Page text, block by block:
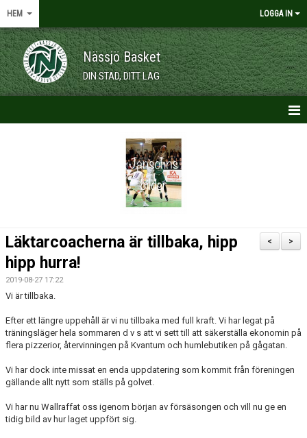
HEM LOGGA IN
Nässjö Basket
DIN STAD, DITT LAG
VÅRA LAG/TRÄNARE
UNGDOMSSEKTIONEN
MEDIA
ALF HÅKANSSONS MINNESFOND
>
<
Läktarcoacherna är tillbaka, hipp
hipp hurra!
2019-08-27 17:22
Vi är tillbaka.
Efter ett längre uppehåll är vi nu tillbaka med full kraft. Vi har legat på
träningsläger hela sommaren d v s att vi sett till att säkerställa ekonomin på
flera pizzerior, återvinningen på Kvantum och humlebutiken på gågatan.
Vi har dock inte missat en enda uppdatering som kommit från föreningen
gällande allt nytt som ställs på golvet.
Vi har nu Wallraffat oss igenom början av försäsongen och vill nu ge en
tidig bild av hur laget uppfört sig.